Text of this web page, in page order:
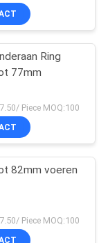
Ring
77mm
Piece MOQ:100
82mm voeren
Piece MOQ:100